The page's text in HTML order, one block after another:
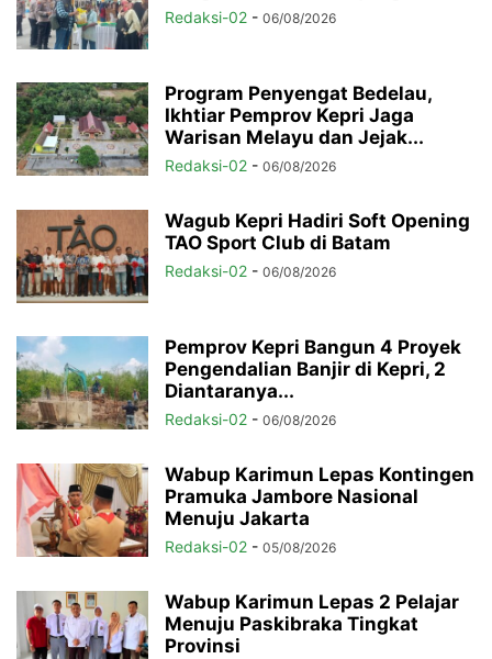
Redaksi-02 - 06/08/2026
Program Penyengat Bedelau,
Ikhtiar Pemprov Kepri Jaga
Warisan Melayu dan Jejak...
Redaksi-02 - 06/08/2026
Wagub Kepri Hadiri Soft Opening
TAO Sport Club di Batam
Redaksi-02 - 06/08/2026
Pemprov Kepri Bangun 4 Proyek
Pengendalian Banjir di Kepri, 2
Diantaranya...
Redaksi-02 - 06/08/2026
Wabup Karimun Lepas Kontingen
Pramuka Jambore Nasional
Menuju Jakarta
Redaksi-02 - 05/08/2026
Wabup Karimun Lepas 2 Pelajar
Menuju Paskibraka Tingkat
Provinsi